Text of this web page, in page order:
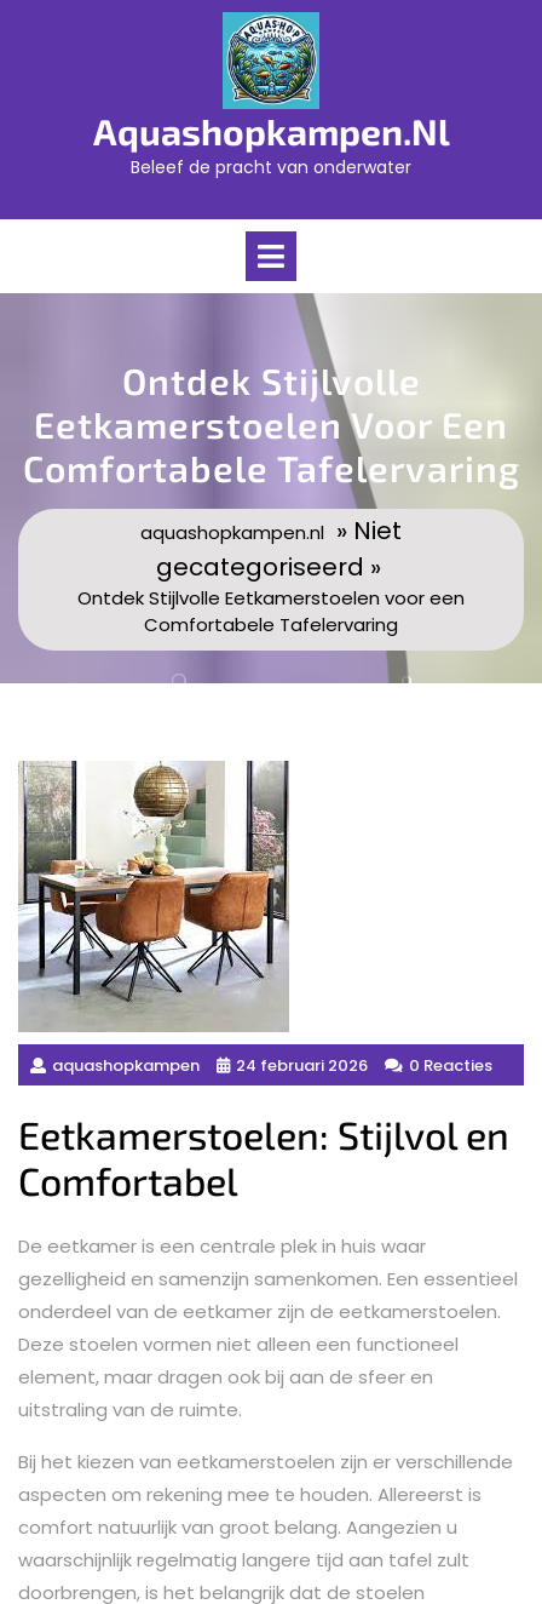
Aquashopkampen.nl
Beleef de pracht van onderwater
Open
Ontdek Stijlvolle
Eetkamerstoelen Voor Een
Comfortabele Tafelervaring
aquashopkampen.nl » Niet
gecategoriseerd »
Ontdek Stijlvolle Eetkamerstoelen voor een
Comfortabele Tafelervaring
aquashopkampen 24 februari 2026 0 Reacties
Eetkamerstoelen: Stijlvol en
Comfortabel
De eetkamer is een centrale plek in huis waar
gezelligheid en samenzijn samenkomen. Een essentieel
onderdeel van de eetkamer zijn de eetkamerstoelen.
Deze stoelen vormen niet alleen een functioneel
element, maar dragen ook bij aan de sfeer en
uitstraling van de ruimte.
Bij het kiezen van eetkamerstoelen zijn er verschillende
aspecten om rekening mee te houden. Allereerst is
comfort natuurlijk van groot belang. Aangezien u
waarschijnlijk regelmatig langere tijd aan tafel zult
doorbrengen, is het belangrijk dat de stoelen